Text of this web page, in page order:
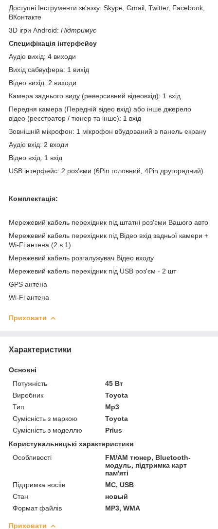
Доступні Інструменти зв'язку: Skype, Gmail, Twitter, Facebook,
ВКонтакте
3D ігри Android: Підтримує
Специфікація інтерфейсу
Аудіо вихід: 4 виходи
Вихід сабвуфера: 1 вихід
Відео вихід: 2 виходи
Камера заднього виду (реверсивний відеовхід): 1 вхід
Передня камера (Передній відео вхід) або інше джерело
відео (реєстратор / тюнер та інше): 1 вхід
Зовнішній мікрофон: 1 мікрофон вбудований в панель екрану
Аудіо вхід: 2 входи
Відео вхід: 1 вхід
USB інтерфейс: 2 роз'єми (6Pin головний, 4Pin другорядний)
Комплектація:
Мережевий кабель перехідник під штатні роз'єми Вашого авто
Мережевий кабель перехідник під Відео вхід задньої камери +
Wi-Fi антена (2 в 1)
Мережевий кабель розгалужувач Відео входу
Мережевий кабель перехідник під USB роз'єм - 2 шт
GPS антена
Wi-Fi антена
Приховати
Характеристики
Основні
Потужність
45 Вт
Виробник
Toyota
Тип
Mp3
Сумісність з маркою
Toyota
Сумісність з моделлю
Prius
Користувальницькі характеристики
Особливості
FM/AM тюнер, Bluetooth-
модуль, підтримка карт
пам'яті
Підтримка носіїв
MC, USB
Стан
новый
Формат файлів
MP3, WMA
Приховати